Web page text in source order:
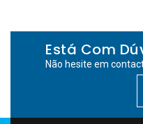
Está Com
Não hesite em